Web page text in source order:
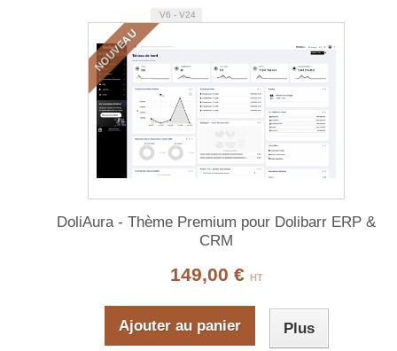
NOUVEAU
V6 - V24
DoliAura - Thème Premium pour Dolibarr ERP &
CRM
149,00 € HT
Ajouter au panier Plus